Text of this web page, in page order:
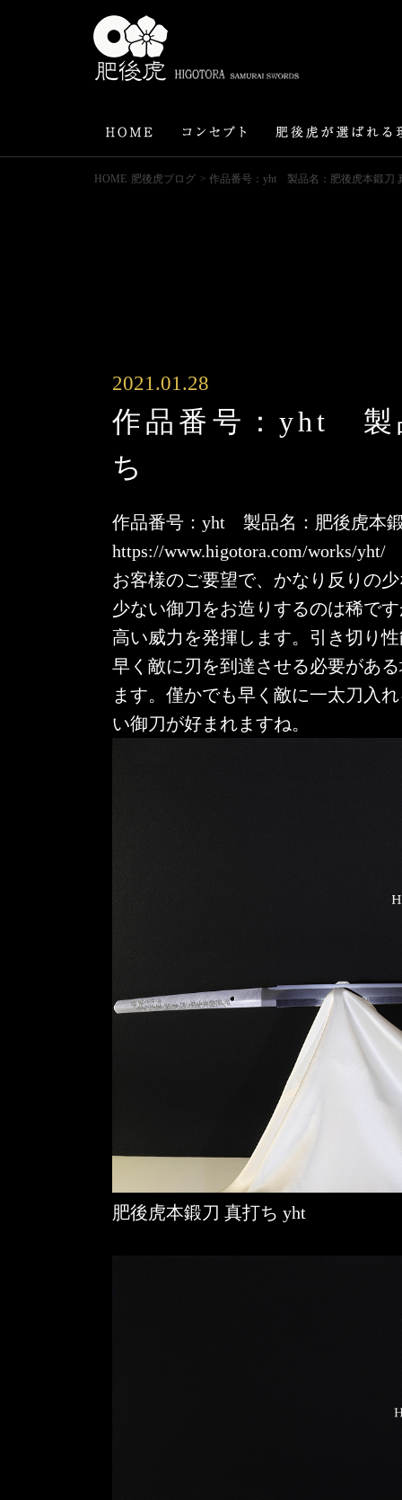
HOME 肥後虎ブログ > 作品番号：yht 製品名：肥後虎本鍛刀
2021.01.28
作品番号：yht 製
ち
作品番号：yht 製品名：肥後虎本
https://www.higotora.com/works/yht/
お客様のご要望で、かなり反りの
少ない御刀をお造りするのは稀で
高い威力を発揮します。引き切り
早く敵に刃を到達させる必要があ
ます。僅かでも早く敵に一太刀入
い御刀が好まれますね。
肥後虎本鍛刀 真打ち yht